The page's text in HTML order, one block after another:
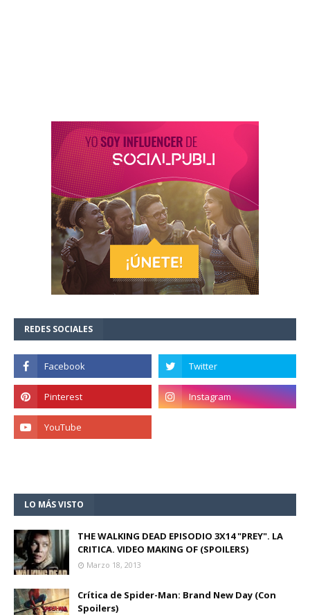
REDES SOCIALES
LO MÁS VISTO
THE WALKING DEAD EPISODIO 3X14 "PREY". LA
CRITICA. VIDEO MAKING OF (SPOILERS)
Marzo 18, 2013
Crítica de Spider-Man: Brand New Day (Con
Spoilers)